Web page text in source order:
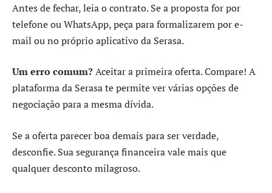
Antes de fechar, leia o contrato. Se a proposta for por
telefone ou WhatsApp, peça para formalizarem por e-
mail ou no próprio aplicativo da Serasa.
Um erro comum?Aceitar a primeira oferta. Compare! A
plataforma da Serasa te permite ver várias opções de
negociação para a mesma dívida.
Se a oferta parecer boa demais para ser verdade,
desconfie. Sua segurança financeira vale mais que
qualquer desconto milagroso.